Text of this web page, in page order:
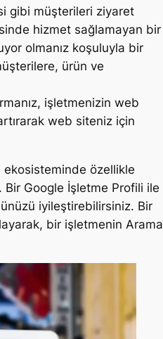
gibi müşterileri ziyaret
hizmet sağlamayan bir
olmanız koşuluyla bir
ürün ve
işletmenizin web
web siteniz için
ekosisteminde özellikle
Bir Google İşletme Profili ile
iyileştirebilirsiniz. Bir
bir işletmenin Arama